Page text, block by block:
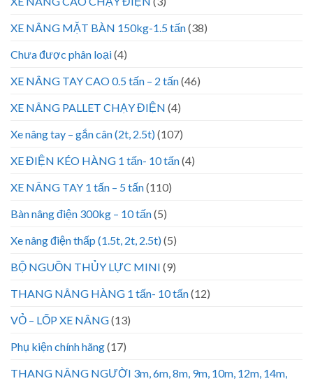
XE NÂNG MẶT BÀN 150kg-1.5 tấn(38)
Chưa được phân loại(4)
XE NÂNG TAY CAO 0.5 tấn – 2 tấn(46)
XE NÂNG PALLET CHẠY ĐIỆN (4)
Xe nâng tay – gắn cân (2t, 2.5t)(107)
XE ĐIỆN KÉO HÀNG 1 tấn- 10 tấn(4)
XE NÂNG TAY 1 tấn – 5 tấn(110)
Bàn nâng điện 300kg – 10 tấn(5)
Xe nâng điện thấp (1.5t, 2t, 2.5t)(5)
BỘ NGUỒN THỦY LỰC MINI (9)
THANG NÂNG HÀNG 1 tấn- 10 tấn(12)
VỎ – LỐP XE NÂNG(13)
Phụ kiện chính hãng(17)
THANG NÂNG NGƯỜI 3m, 6m, 8m, 9m, 10m, 12m, 14m,